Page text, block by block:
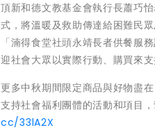
頂新和德文教基金會執行長蕭巧
式，將溫暖及救助傳達給困難民
「湳得食堂社頭永靖長者供餐服
迎社會大眾以實際行動、購買來支
更多中秋期間限定商品與好物盡
支持社會福利團體的活動和項目
cc/33lA2X